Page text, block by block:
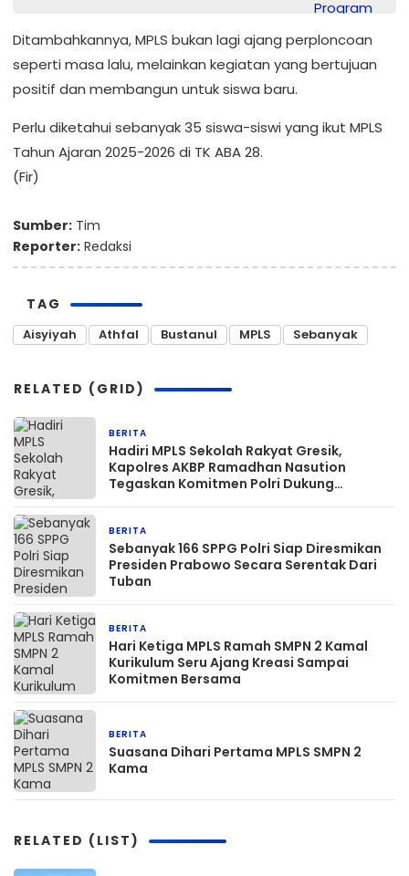
Ditambahkannya, MPLS bukan lagi ajang perploncoan
seperti masa lalu, melainkan kegiatan yang bertujuan
positif dan membangun untuk siswa baru.
Perlu diketahui sebanyak 35 siswa-siswi yang ikut MPLS
Tahun Ajaran 2025-2026 di TK ABA 28.
(Fir)
Sumber: Tim
Reporter: Redaksi
TAG
Aisyiyah Athfal Bustanul MPLS Sebanyak
RELATED (GRID)
BERITA
Hadiri MPLS Sekolah Rakyat Gresik,
Kapolres AKBP Ramadhan Nasution
Tegaskan Komitmen Polri Dukung
BERITA
Sebanyak 166 SPPG Polri Siap Diresmikan
Presiden Prabowo Secara Serentak Dari
Tuban
BERITA
Hari Ketiga MPLS Ramah SMPN 2 Kamal
Kurikulum Seru Ajang Kreasi Sampai
Komitmen Bersama
BERITA
Suasana Dihari Pertama MPLS SMPN 2
Kama
RELATED (LIST)